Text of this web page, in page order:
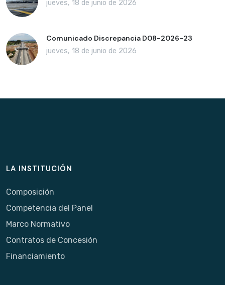
jueves, 18 de junio de 2026
Comunicado Discrepancia D08-2026-23
jueves, 18 de junio de 2026
LA INSTITUCIÓN
Composición
Competencia del Panel
Marco Normativo
Contratos de Concesión
Financiamiento